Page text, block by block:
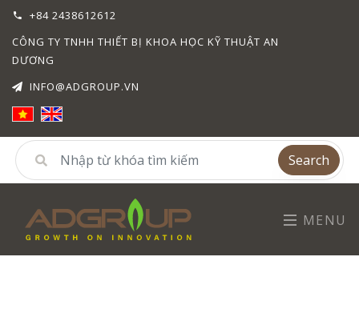
+84 2438612612
CÔNG TY TNHH THIẾT BỊ KHOA HỌC KỸ THUẬT AN
DƯƠNG
INFO@ADGROUP.VN
Search
MENU